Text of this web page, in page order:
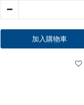
加入購物車